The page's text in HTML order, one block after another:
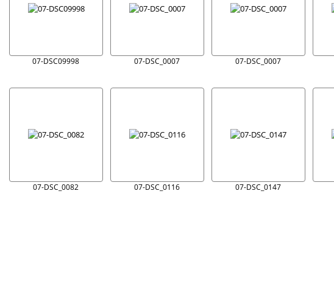
07-DSC09998 07-DSC_0007 07-DSC_0007
07-DSC_0082 07-DSC_0116 07-DSC_0147